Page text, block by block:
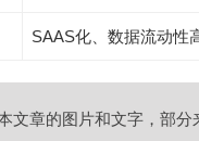
SAAS化、数据流动性
文章的图片和文字，部分